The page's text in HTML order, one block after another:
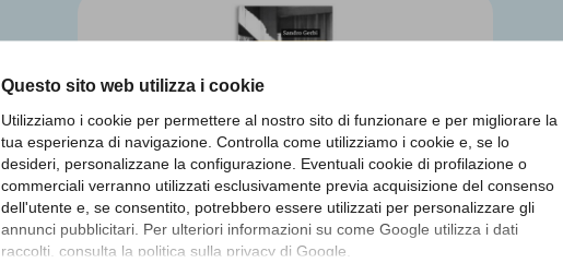
Questo sito web utilizza i cookie
Utilizziamo i cookie per permettere al nostro sito di funzionare e per migliorare la
tua esperienza di navigazione. Controlla come utilizziamo i cookie e, se lo
desideri, personalizzane la configurazione. Eventuali cookie di profilazione o
commerciali verranno utilizzati esclusivamente previa acquisizione del consenso
dell'utente e, se consentito, potrebbero essere utilizzati per personalizzare gli
annunci pubblicitari. Per ulteriori informazioni su come Google utilizza i dati
raccolti, consulta la politica sulla privacy di Google
Giovanni Enriques.
Vincitore